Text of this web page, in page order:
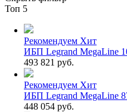
Топ 5
Рекомендуем Хит
ИБП Legrand MegaLine
493 821 руб.
Рекомендуем Хит
ИБП Legrand MegaLine
448 054 руб.